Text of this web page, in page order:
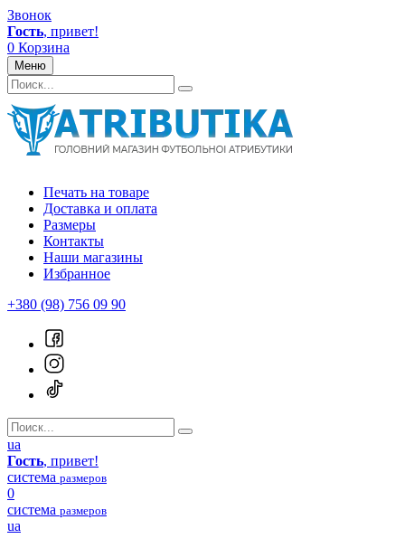
Звонок
Гость, привет!
0 Корзина
Меню
Печать на товаре
Доставка и оплата
Размеры
Контакты
Наши магазины
Избранное
+380 (98) 756 09 90
ua
Гость, привет!
система размеров
0
система размеров
ua